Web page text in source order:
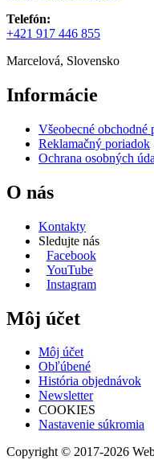
Telefón:
+421 917 446 855
Marcelová, Slovensko
Informácie
Všeobecné obchodné
Reklamačný poriadok
Ochrana osobných
O nás
Kontakty
Sledujte nás
Facebook
YouTube
Instagram
Môj účet
Môj účet
Obľúbené
História objednávok
Newsletter
COOKIES
Nastavenie súkromia
Copyright © 2017-2026